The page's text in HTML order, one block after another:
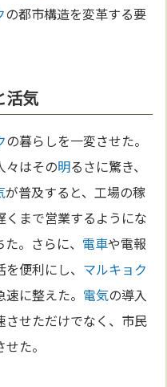
の都市構造を変革する要
活気
の暮らしを一変させた。
々はその明るさに驚き、
が普及すると、工場の稼
くまで営業するようにな
。さらに、 電車や電報
便利にし、 マルキョク
に整えた。 電気の導入
させただけでなく、市民
た。